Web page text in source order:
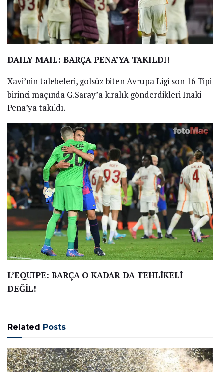
DAILY MAIL: BARÇA PENA’YA TAKILDI!
Xavi’nin talebeleri, golsüz biten Avrupa Ligi son 16 Tipi
birinci maçında G.Saray’a kiralık gönderdikleri Inaki
Pena’ya takıldı.
L’EQUIPE: BARÇA O KADAR DA TEHLİKELİ
DEĞİL!
Related Posts